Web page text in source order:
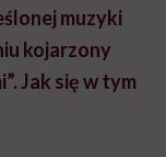
muzyki
kojarzony
Jak się w tym